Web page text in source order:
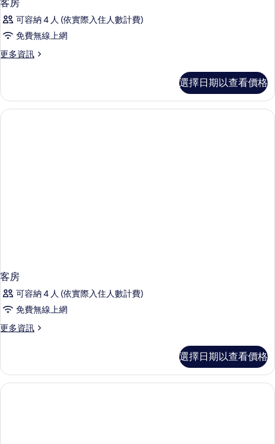
客房
可容納 4 人 (依實際入住人數計費)
免費無線上網
更多資訊
更
的
詳
情
選擇日期以查看價格
客房
可容納 4 人 (依實際入住人數計費)
免費無線上網
更多資訊
更
的
詳
情
選擇日期以查看價格